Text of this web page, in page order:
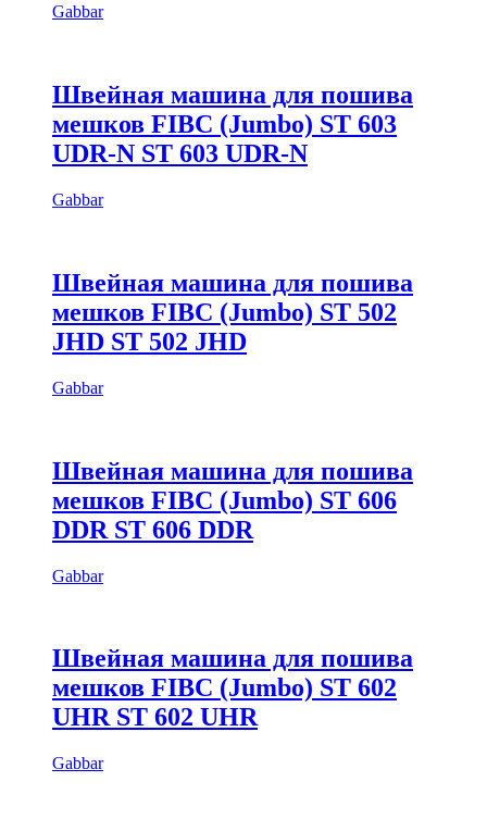
Gabbar
Швейная машина для пошива
мешков FIBC (Jumbo) ST 603
UDR-N ST 603 UDR-N
Gabbar
Швейная машина для пошива
мешков FIBC (Jumbo) ST 502
JHD ST 502 JHD
Gabbar
Швейная машина для пошива
мешков FIBC (Jumbo) ST 606
DDR ST 606 DDR
Gabbar
Швейная машина для пошива
мешков FIBC (Jumbo) ST 602
UHR ST 602 UHR
Gabbar